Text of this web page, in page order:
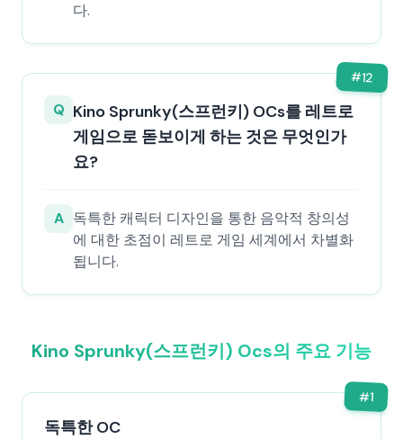
다.
#12
Q Kino Sprunky(스프런키) OCs를 레트로
게임으로 돋보이게 하는 것은 무엇인가
요?
A 독특한 캐릭터 디자인을 통한 음악적 창의성
에 대한 초점이 레트로 게임 세계에서 차별화
됩니다.
Kino Sprunky(스프런키) Ocs의 주요 기능
#1
독특한 OC